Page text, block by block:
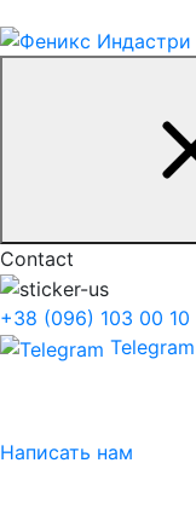
Contact
+38 (096) 103 00 10
Telegram
Написать нам